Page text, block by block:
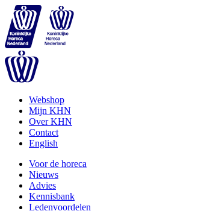
Webshop
Mijn KHN
Over KHN
Contact
English
Voor de horeca
Nieuws
Advies
Kennisbank
Ledenvoordelen